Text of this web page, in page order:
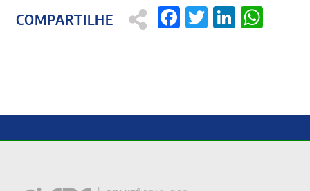
Facebook
Twitter